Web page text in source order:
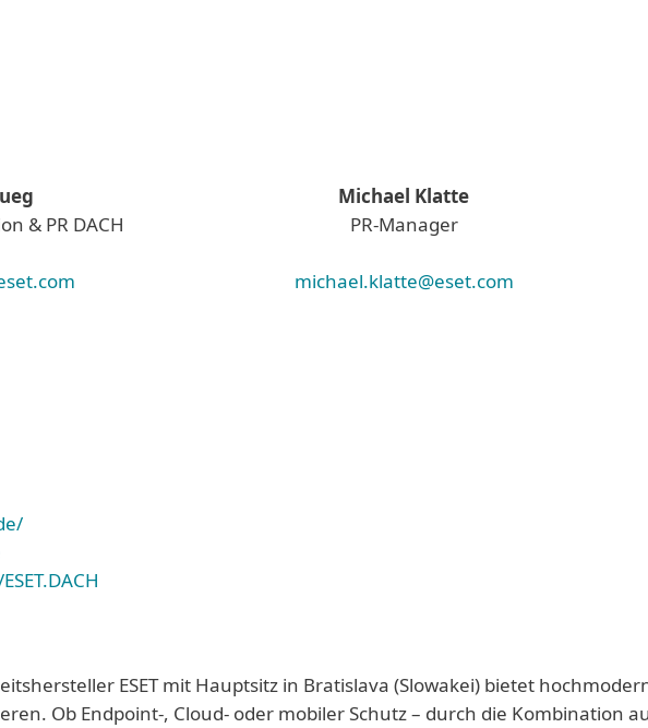
& PR DACH
Michael Klatte
PR-Manager
michael.klatte@eset.com
ESET mit Hauptsitz in Bratislava (Slowakei) bietet
Ob Endpoint-, Cloud- oder mobiler Schutz – durch die Kombination